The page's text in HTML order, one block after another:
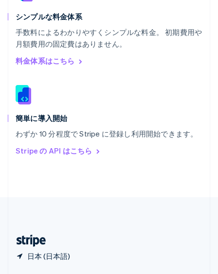
シンプルな料金体系
手数料によるわかりやすくシンプルな料金。 初期費用や
月額費用の固定費はありません。
料金体系はこちら
簡単に導入開始
わずか 10 分程度で Stripe に登録し利用開始できます。
Stripe の API はこちら
日本 (日本語)
PortuguêsEnglish
English
マレーシア
English简体中文
メキシコ
ラトビア
リトアニア
English
DeutschEnglish
English